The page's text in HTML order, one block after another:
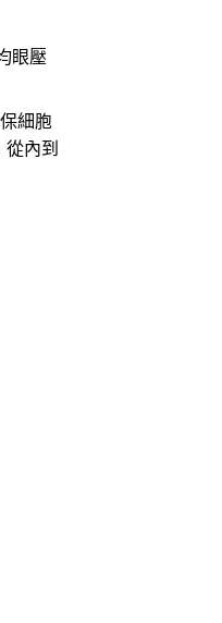
眼壓
細胞
內到